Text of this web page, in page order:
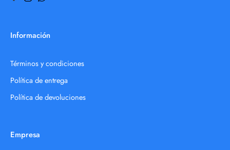
Información
Términos y condiciones
Política de entrega
Política de devoluciones
Empresa